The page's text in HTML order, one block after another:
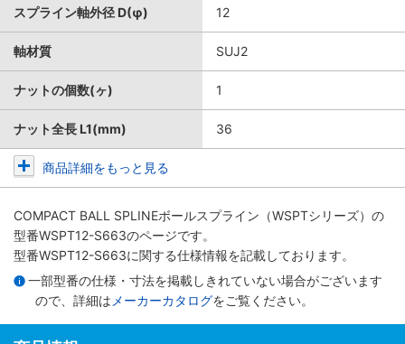
スプライン軸外径 D(φ) 12
軸材質 SUJ2
ナットの個数(ヶ) 1
ナット全長 L1(mm) 36
商品詳細をもっと見る
COMPACT BALL SPLINEボールスプライン（WSPTシリーズ） の
型番WSPT12-S663のページです。
型番WSPT12-S663に関する仕様情報を記載しております。
一部型番の仕様・寸法を掲載しきれていない場合がございます
ので、詳細は メーカーカタログをご覧ください。